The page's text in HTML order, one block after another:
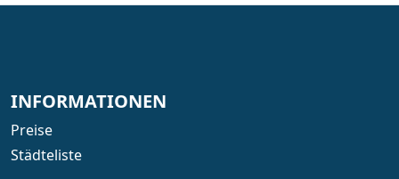
INFORMATIONEN
Preise
Städteliste